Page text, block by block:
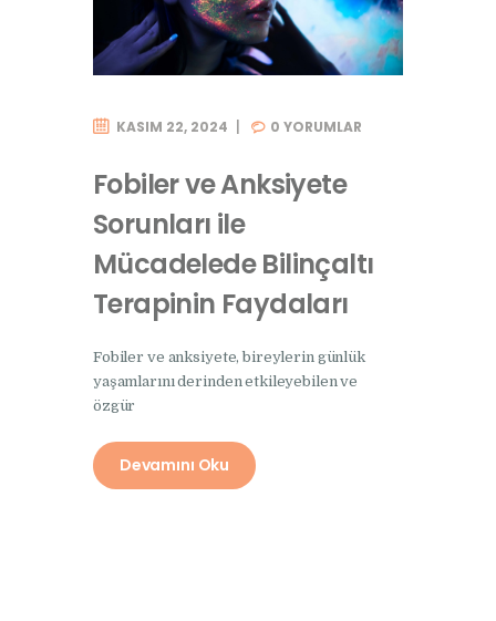
KASIM 22, 2024 0 YORUMLAR
Fobiler ve Anksiyete
Sorunları ile
Mücadelede Bilinçaltı
Terapinin Faydaları
Fobiler ve anksiyete, bireylerin günlük
yaşamlarını derinden etkileyebilen ve
özgür
Devamını Oku